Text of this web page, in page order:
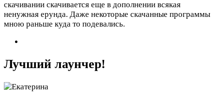
скачивании скачивается еще в дополнении всякая
ненужная ерунда. Даже некоторые скачанные программы
мною раньше куда то подевались.
Лучший лаунчер!